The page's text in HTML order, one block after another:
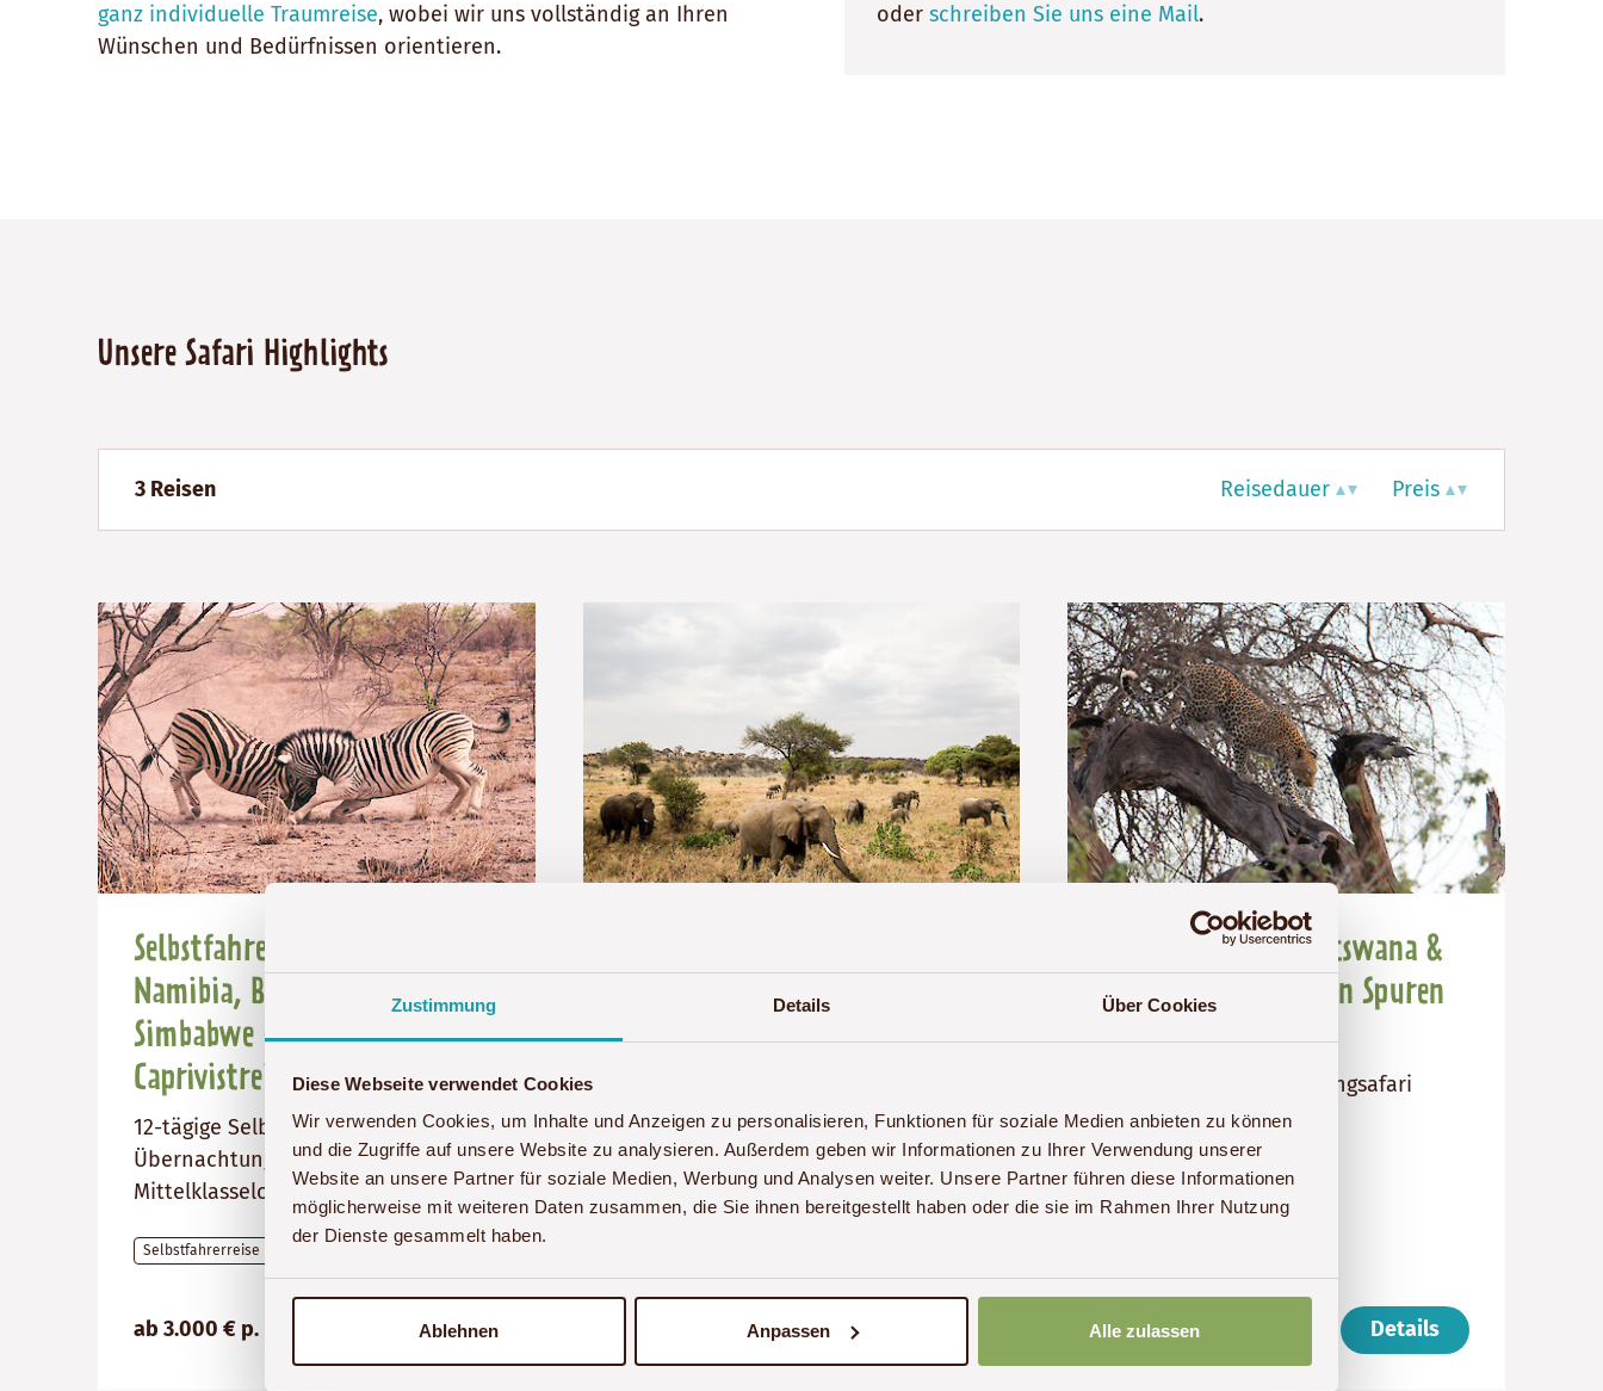
Zustimmung Details Über Cookies
Diese Webseite verwendet Cookies
Wir verwenden Cookies, um Inhalte und Anzeigen zu personalisieren, Funktionen für soziale Medien anbieten zu können
und die Zugriffe auf unsere Website zu analysieren. Außerdem geben wir Informationen zu Ihrer Verwendung unserer
Website an unsere Partner für soziale Medien, Werbung und Analysen weiter. Unsere Partner führen diese Informationen
möglicherweise mit weiteren Daten zusammen, die Sie ihnen bereitgestellt haben oder die sie im Rahmen Ihrer Nutzung
der Dienste gesammelt haben.
Ablehnen Anpassen Alle zulassen
ganz individuelle Traumreise, wobei wir uns vollständig an Ihren
Wünschen und Bedürfnissen orientieren.
oder schreiben Sie uns eine Mail.
Unsere Safari Highlights
3 Reisen Reisedauer Preis
Selbstfahrerreise nach
Namibia, Botswana &
Simbabwe - Safari am
Caprivistreifen
12-tägige Selbstfahrerreise mit
Übernachtungen in
Mittelklasselodges
Selbstfahrerreise
ab 3.000 € p. P. Details
(ab):
12
Namibia,
8-tägige Safarireise mit
Privatreise
ab 3.200 € p. P.
Preis
(ab):
Dauer:
8
Reiseziel
Tansania
Safarireise nach Botswana &
Simbabwe - Auf den Spuren
der Leoparden
18-tägige mobile Campingsafari
Gruppenreise
ab 3.650 € p. P. Details
Preis
(ab):
Dauer:
18
Reiseziele
Simbabwe,